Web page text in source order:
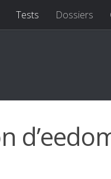
Tests Dossiers